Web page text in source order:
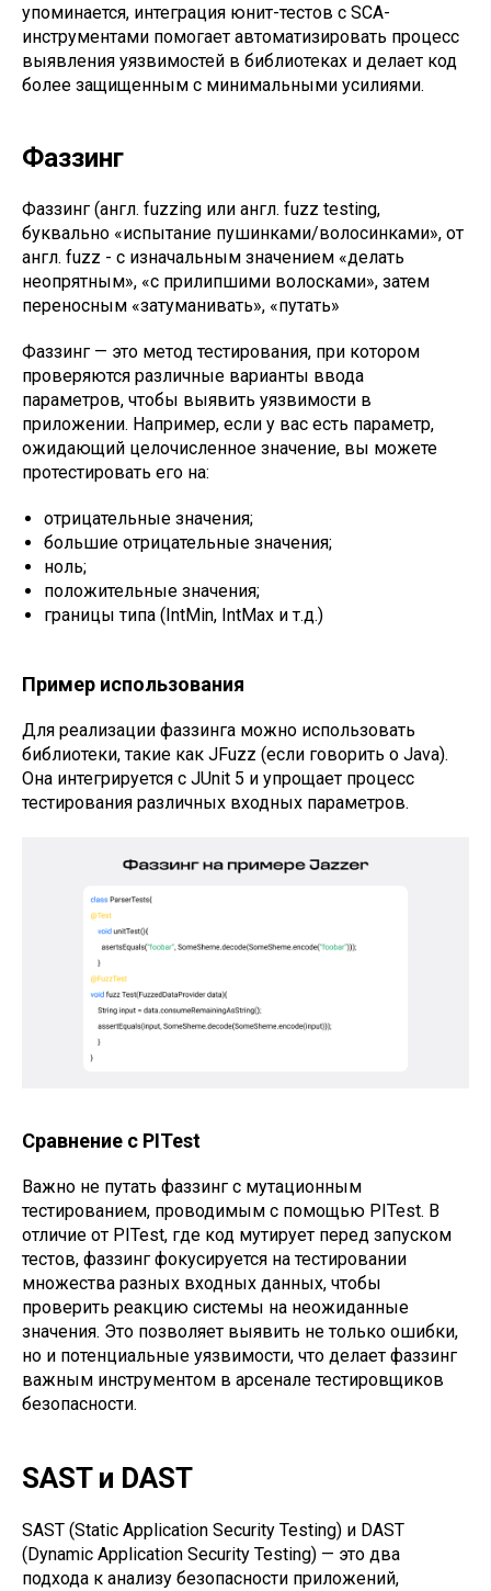
упоминается, интеграция юнит-тестов с SCA-
инструментами помогает автоматизировать процесс
выявления уязвимостей в библиотеках и делает код
более защищенным с минимальными усилиями.
Фаззинг
Фаззинг (англ. fuzzing или англ. fuzz testing,
буквально «испытание пушинками/волосинками», от
англ. fuzz - с изначальным значением «делать
неопрятным», «с прилипшими волосками», затем
переносным «затуманивать», «путать»
Фаззинг — это метод тестирования, при котором
проверяются различные варианты ввода
параметров, чтобы выявить уязвимости в
приложении. Например, если у вас есть параметр,
ожидающий целочисленное значение, вы можете
протестировать его на:
отрицательные значения;
большие отрицательные значения;
ноль;
положительные значения;
границы типа (IntMin, IntMax и т.д.)
Пример использования
Для реализации фаззинга можно использовать
библиотеки, такие как JFuzz (если говорить о Java).
Она интегрируется с JUnit 5 и упрощает процесс
тестирования различных входных параметров.
Сравнение с PITest
Важно не путать фаззинг с мутационным
тестированием, проводимым с помощью PITest. В
отличие от PITest, где код мутирует перед запуском
тестов, фаззинг фокусируется на тестировании
множества разных входных данных, чтобы
проверить реакцию системы на неожиданные
значения. Это позволяет выявить не только ошибки,
но и потенциальные уязвимости, что делает фаззинг
важным инструментом в арсенале тестировщиков
безопасности.
SAST и DAST
SAST (Static Application Security Testing) и DAST
(Dynamic Application Security Testing) — это два
подхода к анализу безопасности приложений,